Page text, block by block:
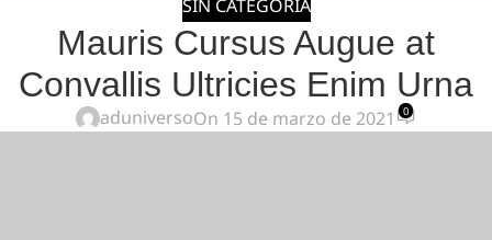
SIN CATEGORÍA
Mauris Cursus Augue at
Convallis Ultricies Enim Urna
aduniversoOn 15 de marzo de 2021 0